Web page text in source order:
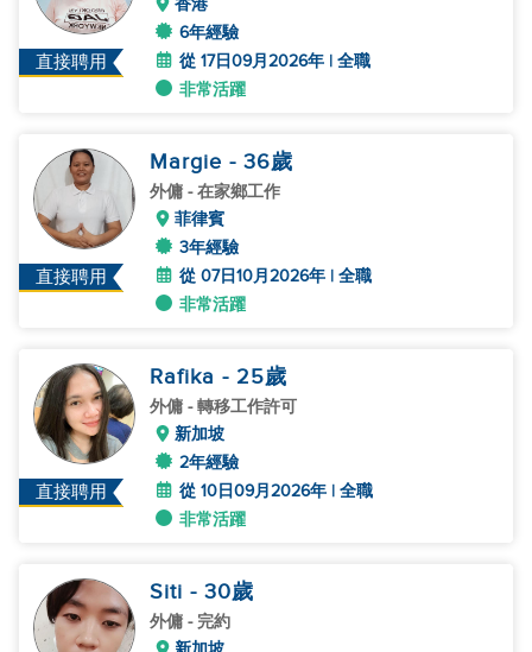
直接聘用
香港
6年經驗
從 17日09月2026年 | 全職
非常活躍
直接聘用
Margie - 36歲
外傭 - 在家鄉工作
菲律賓
3年經驗
從 07日10月2026年 | 全職
非常活躍
直接聘用
Rafika - 25歲
外傭 - 轉移工作許可
新加坡
2年經驗
從 10日09月2026年 | 全職
非常活躍
Siti - 30歲
外傭 - 完約